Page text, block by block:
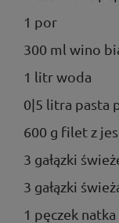
1 por
300 ml wino
1 litr woda
0|5 litra pasta
600 g filet z
3 gałązki
3 gałązki
1 pęczek